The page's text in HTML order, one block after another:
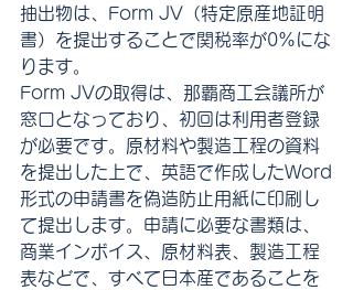
抽出物は、Form JV（特定原産地証明
書）を提出することで関税率が0%にな
ります。
Form JVの取得は、那覇商工会議所が
窓口となっており、初回は利用者登録
が必要です。原材料や製造工程の資料
を提出した上で、英語で作成したWord
形式の申請書を偽造防止用紙に印刷し
て提出します。申請に必要な書類は、
商業インボイス、原材料表、製造工程
表などで、すべて日本産であることを